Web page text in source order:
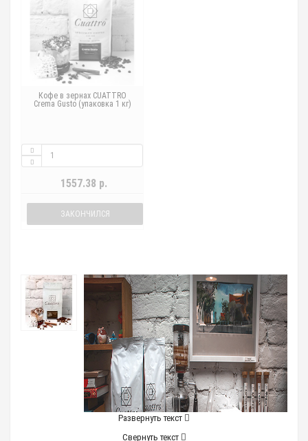
Кофе в зернах CUATTRO
Crema Gusto (упаковка 1 кг)
1557.38 р.
ЗАКОНЧИЛСЯ
Развернуть текст
Свернуть текст